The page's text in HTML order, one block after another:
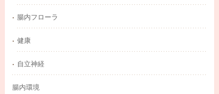
腸内フローラ
健康
自立神経
腸内環境